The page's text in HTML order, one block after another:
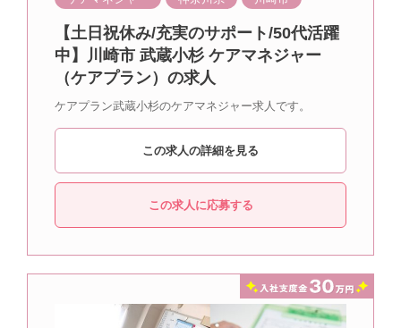
【土日祝休み/充実のサポート/50代活躍
中】川崎市 武蔵小杉 ケアマネジャー
（ケアプラン）の求人
ケアプラン武蔵小杉のケアマネジャー求人です。
この求人の詳細を見る
この求人に応募する